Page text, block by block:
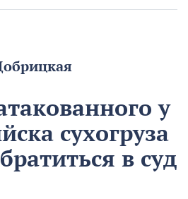
у
сухогруза
в суд